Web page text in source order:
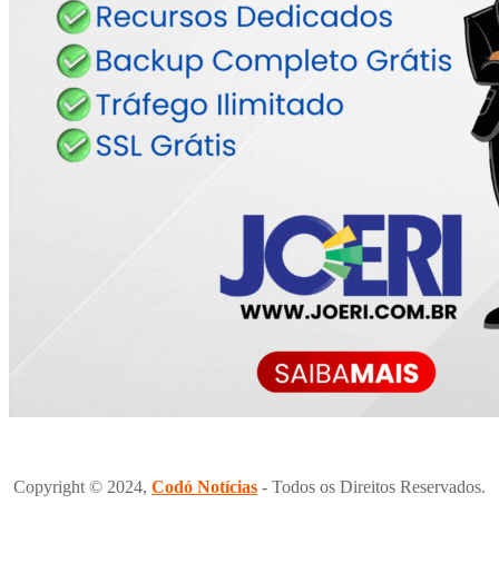
Copyright © 2024, Codó Notícias - Todos os Direitos Reservados.